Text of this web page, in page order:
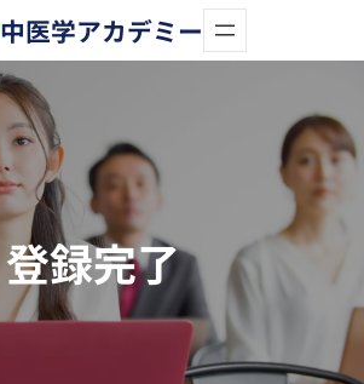
中医学アカデミー
登録完了